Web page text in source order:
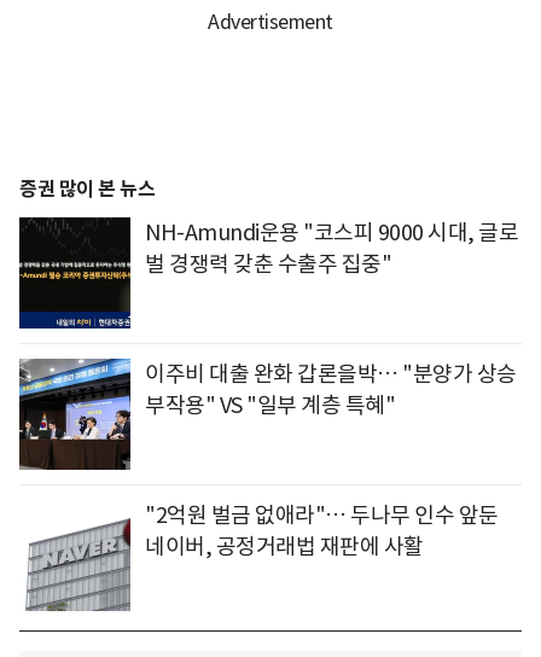
증권 많이 본 뉴스
NH-Amundi운용 "코스피 9000 시대, 글로
벌 경쟁력 갖춘 수출주 집중"
이주비 대출 완화 갑론을박… "분양가 상승
부작용" VS "일부 계층 특혜"
"2억원 벌금 없애라"… 두나무 인수 앞둔
네이버, 공정거래법 재판에 사활